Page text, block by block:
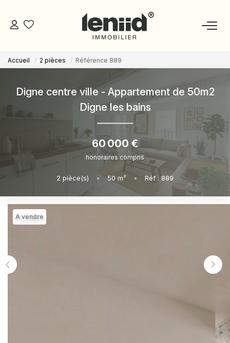
NOS BIENS
ESTIMATION
NOS CONSEILLERS
DEVENIR MANDATAIRE
ESPACE MANDATAIRE
Accueil 2 pièces Référence 889
Digne centre ville - Appartement de 50m2
Digne les bains
60 000 €
honoraires compris
2 pièce(s) • 50 m² • Réf : 889
A vendre